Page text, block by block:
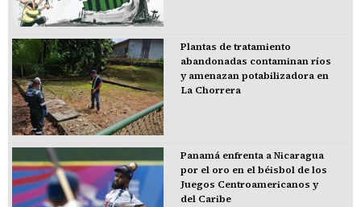
Plantas de tratamiento
abandonadas contaminan ríos
y amenazan potabilizadora en
La Chorrera
Panamá enfrenta a Nicaragua
por el oro en el béisbol de los
Juegos Centroamericanos y
del Caribe